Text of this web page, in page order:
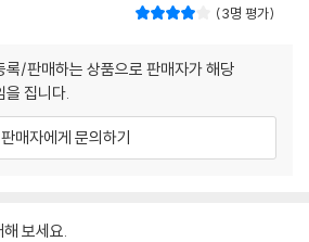
3명 평가
록/판매하는 상품으로 판매자가 해당
을 집니다.
판매자에게 문의하기
보세요.